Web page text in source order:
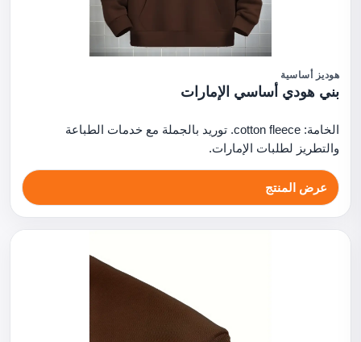
هوديز أساسية
بني هودي أساسي الإمارات
الخامة: cotton fleece. توريد بالجملة مع خدمات الطباعة
والتطريز لطلبات الإمارات.
عرض المنتج